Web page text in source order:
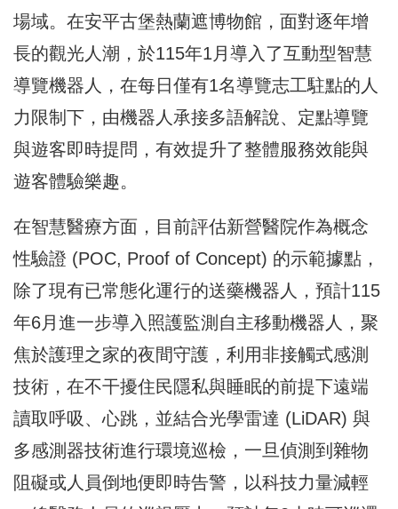
場域。在安平古堡熱蘭遮博物館，面對逐年增
長的觀光人潮，於115年1月導入了互動型智慧
導覽機器人，在每日僅有1名導覽志工駐點的人
力限制下，由機器人承接多語解說、定點導覽
與遊客即時提問，有效提升了整體服務效能與
遊客體驗樂趣。
在智慧醫療方面，目前評估新營醫院作為概念
性驗證 (POC, Proof of Concept) 的示範據點，
除了現有已常態化運行的送藥機器人，預計115
年6月進一步導入照護監測自主移動機器人，聚
焦於護理之家的夜間守護，利用非接觸式感測
技術，在不干擾住民隱私與睡眠的前提下遠端
讀取呼吸、心跳，並結合光學雷達 (LiDAR) 與
多感測器技術進行環境巡檢，一旦偵測到雜物
阻礙或人員倒地便即時告警，以科技力量減輕